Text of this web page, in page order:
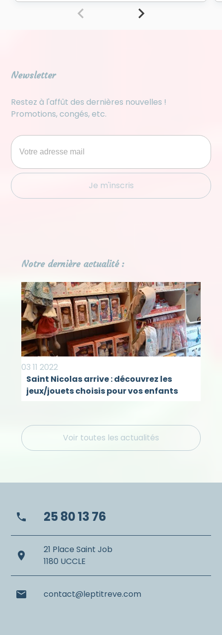
Newsletter
Restez à l'affût des dernières nouvelles !
Promotions, congés, etc.
Notre dernière actualité :
03 11 2022
Saint Nicolas arrive : découvrez les
jeux/jouets choisis pour vos enfants
Voir toutes les actualités
phone 25 80 13 76
place
21 Place Saint Job
1180 UCCLE
mail contact@leptitreve.com